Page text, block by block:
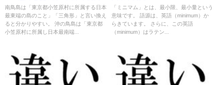
南鳥島は「東京都小笠原村に所属する日本
最東端の島のこと」「三角形」と言い換え
ると分かりやすい。 沖の鳥島は「東京都
小笠原村に所属し日本最南端...
「ミニマム」とは、最小限、最小量という
意味です。 語源は、英語（minimum）か
らきています。 さらに、この英語
（minimum）はラテン...